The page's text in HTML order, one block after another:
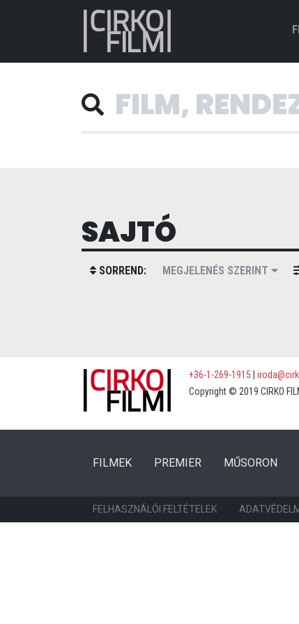
SAJTÓ
SORREND: MEGJELENÉS SZERINT
+36-1-269-1915
Copyright © 2019 CIRKO
FILMEK(CURRENT)
PREMIER (CURRENT)
MŰSORON
FELHASZNÁLÓI FELTÉTELEK